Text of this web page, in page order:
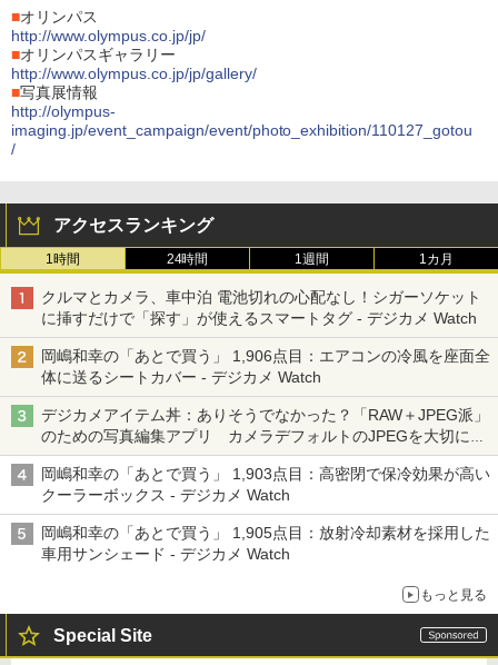
■オリンパス
http://www.olympus.co.jp/jp/
■オリンパスギャラリー
http://www.olympus.co.jp/jp/gallery/
■写真展情報
http://olympus-
imaging.jp/event_campaign/event/photo_exhibition/110127_gotou
/
アクセスランキング
1時間 24時間 1週間 1カ月
クルマとカメラ、車中泊 電池切れの心配なし！シガーソケット
に挿すだけで「探す」が使えるスマートタグ - デジカメ Watch
岡嶋和幸の「あとで買う」 1,906点目：エアコンの冷風を座面全
体に送るシートカバー - デジカメ Watch
デジカメアイテム丼：ありそうでなかった？「RAW＋JPEG派」
のための写真編集アプリ カメラデフォルトのJPEGを大切にす
る「Filmator」
岡嶋和幸の「あとで買う」 1,903点目：高密閉で保冷効果が高い
クーラーボックス - デジカメ Watch
岡嶋和幸の「あとで買う」 1,905点目：放射冷却素材を採用した
車用サンシェード - デジカメ Watch
もっと見る
Special Site